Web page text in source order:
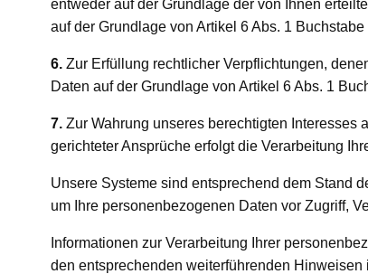
entweder auf der Grundlage der von Ihnen
auf der Grundlage von Artikel 6 Abs. 1 Buchstabe
6. Zur Erfüllung rechtlicher Verpflichtungen,
Daten auf der Grundlage von Artikel 6 Abs. 1
7. Zur Wahrung unseres berechtigten Interesses
gerichteter Ansprüche erfolgt die Verarbeitung
Unsere Systeme sind entsprechend dem Stand
um Ihre personenbezogenen Daten vor Zugriff,
Informationen zur Verarbeitung Ihrer
den entsprechenden weiterführenden